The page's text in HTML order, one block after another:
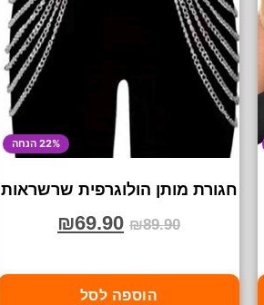
22% הנחה
חגורת מותן הולוגרפית שרשראות
₪89.90
₪69.90
הוספה לסל